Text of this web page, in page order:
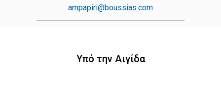
ampapiri@boussias.com
Υπό την Αιγίδα